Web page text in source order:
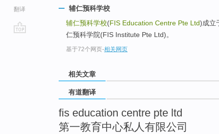
翻译
辅仁预科学校
辅仁预科学校(FIS Education Centre Pte Ltd)成立
仁预科学院(FIS Institute Pte Ltd)。
基于72个网页-相关网页
相关文章
有道翻译
fis education centre pte ltd
第一教育中心私人有限公司